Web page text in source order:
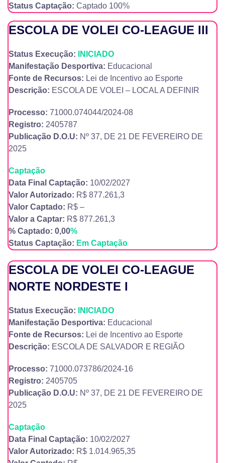
Status Captação: Captado 100%
ESCOLA DE VOLEI CO-LEAGUE III
Status Execução:
INICIADO
Manifestação Desportiva: Educacional
Fonte de Recursos: Lei de Incentivo ao Esporte
Descrição: ESCOLA DE VOLEI – LOCAL A DEFINIR
Processo: 71000.074044/2024-08
Registro: 2405787
Publicação D.O.U: Nº 37, DE 21 DE FEVEREIRO DE
2025
Captação
Data Final Captação: 10/02/2027
Valor Autorizado: R$ 877.261,3
Valor Captado: R$ –
Valor a Captar: R$ 877.261,3
% Captado: 0,00%
Status Captação: Em Captação
ESCOLA DE VOLEI CO-LEAGUE
NORTE NORDESTE I
Status Execução:
INICIADO
Manifestação Desportiva: Educacional
Fonte de Recursos: Lei de Incentivo ao Esporte
Descrição: ESCOLA DE SALVADOR E REGIÃO
Processo: 71000.073786/2024-16
Registro: 2405705
Publicação D.O.U: Nº 37, DE 21 DE FEVEREIRO DE
2025
Captação
Data Final Captação: 10/02/2027
Valor Autorizado: R$ 1.014.965,35